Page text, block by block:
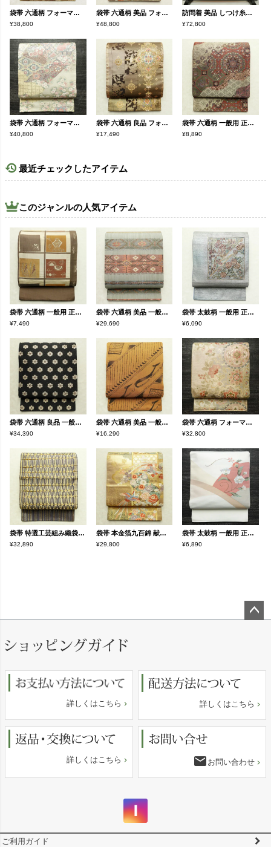
袋帯 六通柄 フォーマル用 正絹 幾何学柄・抽象柄 リサイクル帯 帯 箔 金 紫・藤色
¥38,800
袋帯 六通柄 美品 フォーマル用 正絹 七宝 亀甲 青海波 古典柄 金・銀
¥48,800
訪問着 美品 しつけ糸付き 正絹 古典柄 袷仕立て 身丈152cm 裄丈63.5cm リサイクル着物 着物 箔 金彩 入学式 卒業式 七五三 お宮参り フォーマル ピンク
¥72,800
袋帯 六通柄 フォーマル用 正絹 古典柄 箔 入学式 卒業式 七五三 お宮参り 扇面 白
¥40,800
袋帯 六通柄 良品 フォーマル用 正絹 幾何学柄・抽象柄 箔 金糸 帯 金・銀
¥17,490
袋帯 六通柄 一般用 正絹 幾何学柄・抽象柄 帯 ベージュ
¥8,890
最近チェックしたアイテム
このジャンルの人気アイテム
袋帯 六通柄 一般用 正絹 幾何学柄・抽象柄 帯 茶
¥7,490
袋帯 六通柄 美品 一般用 正絹 縞柄・線柄 帯 緑・うぐいす色
¥29,690
袋帯 太鼓柄 一般用 正絹 木の葉・植物柄 箔 刺繍 グレー
¥6,090
袋帯 六通柄 良品 一般用 正絹 花柄 リサイクル帯 帯 モダン 洒落 黒
¥34,390
袋帯 六通柄 美品 一般用 正絹 幾何学柄・抽象柄 帯 黄・黄土色
¥16,290
袋帯 六通柄 フォーマル用 正絹 木の葉・植物柄 リサイクル帯 帯 箔 入学式 卒業式 結婚式 七五三 お宮参り 金・銀
¥32,800
袋帯 特選工芸組み織袋帯 ひなや 太鼓柄 良品 フォーマル用 正絹 縞柄・線柄 金糸 帯 紫・藤色
¥32,890
袋帯 本金箔九百錦 献上彩花輪 六通柄 フォーマル用 正絹 古典柄 箔 金糸 帯 金・銀
¥29,800
袋帯 太鼓柄 一般用 正絹 花柄 帯 上品 白
¥6,890
詳しくはこちら 詳しくはこちら
詳しくはこちら email お問い合わせ
ご利用ガイド